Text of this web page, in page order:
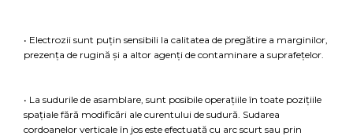
• Electrozii sunt puțin sensibili la calitatea de pregătire a marginilor,
prezența de rugină și a altor agenți de contaminare a suprafețelor.
• La sudurile de asamblare, sunt posibile operațiile în toate pozițiile
spațiale fără modificări ale curentului de sudură. Sudarea
cordoanelor verticale în jos este efectuată cu arc scurt sau prin